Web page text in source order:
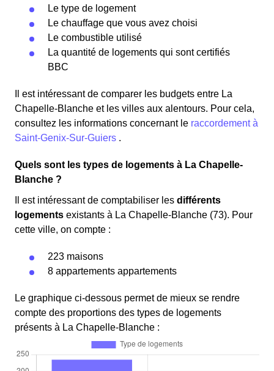
Le type de logement
Le chauffage que vous avez choisi
Le combustible utilisé
La quantité de logements qui sont certifiés
BBC
Il est intéressant de comparer les budgets entre La
Chapelle-Blanche et les villes aux alentours. Pour cela,
consultez les informations concernant le raccordement à
Saint-Genix-Sur-Guiers .
Quels sont les types de logements à La Chapelle-
Blanche ?
Il est intéressant de comptabiliser les différents
logements existants à La Chapelle-Blanche (73). Pour
cette ville, on compte :
223 maisons
8 appartements appartements
Le graphique ci-dessous permet de mieux se rendre
compte des proportions des types de logements
présents à La Chapelle-Blanche :